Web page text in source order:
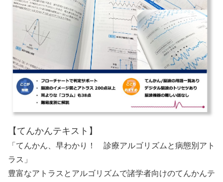
【てんかんテキスト】
「てんかん、早わかり！ 診療アルゴリズムと病態別アト
ラス」
豊富なアトラスとアルゴリズムで諸学者向けのてんかんテ